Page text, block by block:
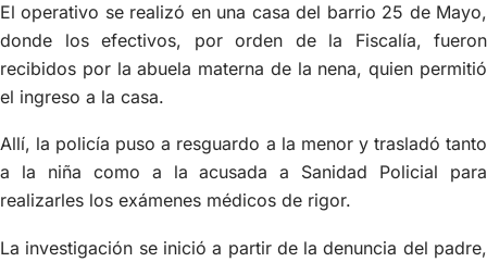
El operativo se realizó en una casa del barrio 25 de Mayo,
donde los efectivos, por orden de la Fiscalía, fueron
recibidos por la abuela materna de la nena, quien permitió
el ingreso a la casa.
Allí, la policía puso a resguardo a la menor y trasladó tanto
a la niña como a la acusada a Sanidad Policial para
realizarles los exámenes médicos de rigor.
La investigación se inició a partir de la denuncia del padre,